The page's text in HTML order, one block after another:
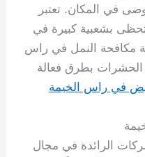
في المكان. تعتبر
بشعبية كبيرة في
مكافحة النمل في راس
الحشرات بطرق فعالة
في راس الخيمة
الرائدة في مجال